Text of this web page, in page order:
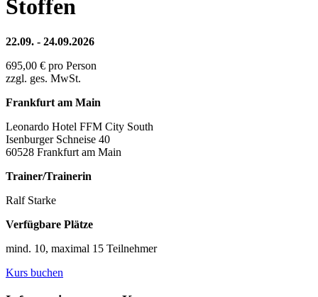
Stoffen
22.09. - 24.09.2026
695,00 € pro Person
zzgl. ges. MwSt.
Frankfurt am Main
Leonardo Hotel FFM City South
Isenburger Schneise 40
60528 Frankfurt am Main
Trainer/Trainerin
Ralf Starke
Verfügbare Plätze
mind. 10, maximal 15 Teilnehmer
Kurs buchen